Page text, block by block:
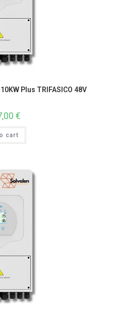
Plus TRIFASICO 48V
€
cart